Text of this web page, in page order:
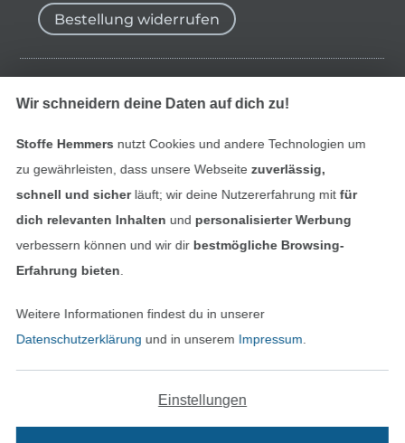
Alle Preise inkl. der gesetzl. MwSt.
Die durchgestrichenen Preise entsprechen dem
Bestellung widerrufen
Finde mehr Inspiration
Deutsch
Nederlands
In den niederländischen
Français
In den
Wir schneidern deine Daten auf dich zu!
Stoffe Hemmers nutzt Cookies und andere Technologien um
zu gewährleisten, dass unsere Webseite zuverlässig,
schnell und sicherläuft; wir deine Nutzererfahrung mitfür
dich relevanten Inhalten und personalisierter Werbung
verbessern können und wir dir bestmögliche Browsing-
Erfahrung bieten
Weitere Informationen findest du in unserer
Datenschutzerklärung und in unserem Impressum
Einstellungen